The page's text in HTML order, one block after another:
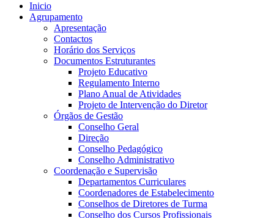
Inicio
Agrupamento
Apresentação
Contactos
Horário dos Serviços
Documentos Estruturantes
Projeto Educativo
Regulamento Interno
Plano Anual de Atividades
Projeto de Intervenção do Diretor
Órgãos de Gestão
Conselho Geral
Direção
Conselho Pedagógico
Conselho Administrativo
Coordenação e Supervisão
Departamentos Curriculares
Coordenadores de Estabelecimento
Conselhos de Diretores de Turma
Conselho dos Cursos Profissionais